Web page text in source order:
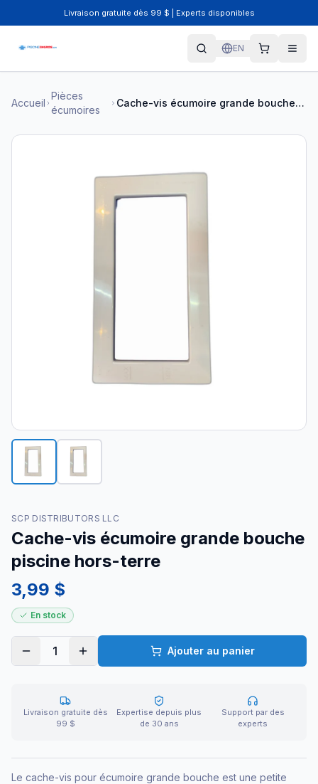
Livraison gratuite dès 99 $ | Experts disponibles
EN
Accueil
Pièces
écumoires
Cache-vis écumoire grande bouche piscine hors-terre
SCP DISTRIBUTORS LLC
Cache-vis écumoire grande bouche
piscine hors-terre
3,99 $
En stock
1 Ajouter au panier
Livraison gratuite dès
99 $
Expertise depuis plus
de 30 ans
Support par des
experts
Le cache-vis pour écumoire grande bouche est une petite